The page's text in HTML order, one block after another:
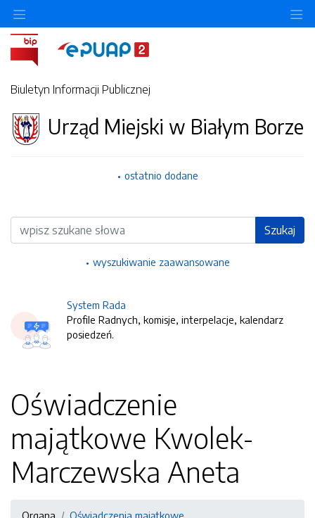
Biuletyn Informacji Publicznej
Urząd Miejski w Białym Borze
ostatnio dodane
Wyszukiwarka Szukaj
wyszukiwanie zaawansowane
System Rada
Profile Radnych, komisje, interpelacje, kalendarz
posiedzeń.
Oświadczenie
majątkowe Kwolek-
Marczewska Aneta
Organa
Oświadczenia majątkowe